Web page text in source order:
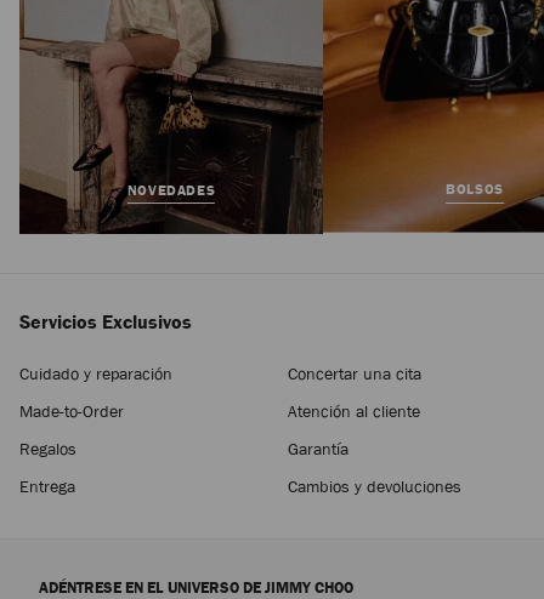
NOVEDADES BOLSOS
Servicios Exclusivos
Cuidado y reparación
Concertar una cita
Made-to-Order
Atención al cliente
Regalos
Garantía
Entrega
Cambios y devoluciones
ADÉNTRESE EN EL UNIVERSO DE JIMMY CHOO